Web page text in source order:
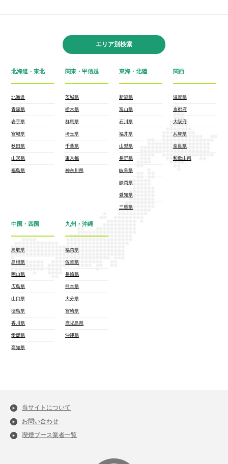
エリア別検索
北海道・東北
北海道
青森県
岩手県
宮城県
秋田県
山形県
福島県
関東・甲信越
茨城県
栃木県
群馬県
埼玉県
千葉県
東京都
神奈川県
東海・北陸
新潟県
富山県
石川県
福井県
山梨県
長野県
岐阜県
静岡県
愛知県
三重県
関西
滋賀県
京都府
大阪府
兵庫県
奈良県
和歌山県
中国・四国
鳥取県
島根県
岡山県
広島県
山口県
徳島県
香川県
愛媛県
高知県
九州・沖縄
福岡県
佐賀県
長崎県
熊本県
大分県
宮崎県
鹿児島県
沖縄県
当サイトについて
お問い合わせ
喫煙ブース業者一覧